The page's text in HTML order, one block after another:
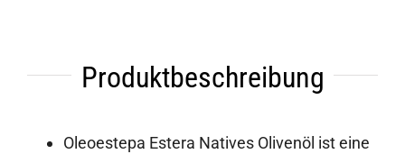
Produktbeschreibung
Oleoestepa Estera Natives Olivenöl ist eine